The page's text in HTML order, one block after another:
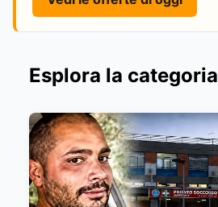
Esplora la categoria